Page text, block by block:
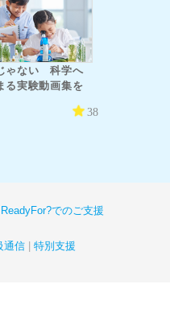
ゃない 科学へ
る実験動画集を
38
ReadyFor?でのご支援
通信 特別支援